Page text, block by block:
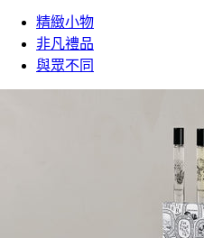
精緻小物
非凡禮品
與眾不同